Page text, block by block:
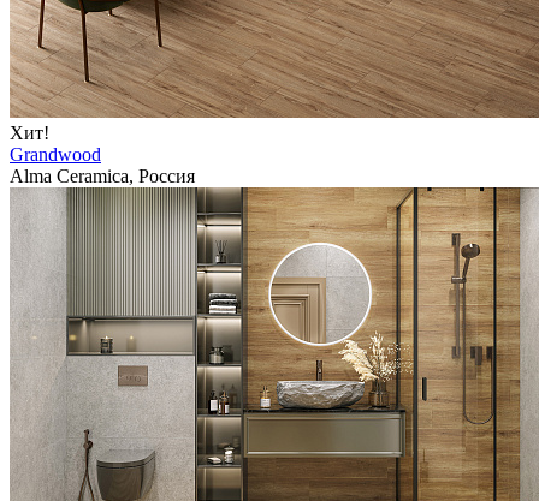
Хит!
Grandwood
Alma Ceramica, Россия